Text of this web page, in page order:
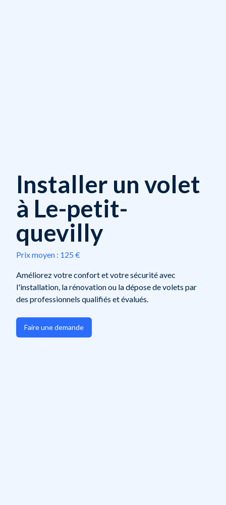
Installer un volet
à Le-petit-
quevilly
Prix moyen : 125 €
Améliorez votre confort et votre sécurité avec
l'installation, la rénovation ou la dépose de volets par
des professionnels qualifiés et évalués.
Faire une demande